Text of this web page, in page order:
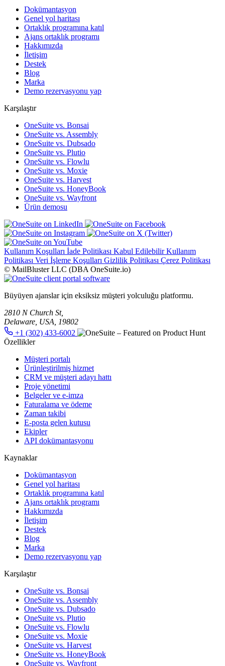
Dokümantasyon
Genel yol haritası
Ortaklık programına katıl
Ajans ortaklık programı
Hakkımızda
İletişim
Destek
Blog
Marka
Demo rezervasyonu yap
Karşılaştır
OneSuite vs. Bonsai
OneSuite vs. Assembly
OneSuite vs. Dubsado
OneSuite vs. Plutio
OneSuite vs. Flowlu
OneSuite vs. Moxie
OneSuite vs. Harvest
OneSuite vs. HoneyBook
OneSuite vs. Wayfront
Ürün demosu
Kullanım Koşulları İade Politikası Kabul Edilebilir Kullanım
Politikası Veri İşleme Koşulları Gizlilik Politikası Çerez Politikası
© MailBluster LLC (DBA OneSuite.io)
Büyüyen ajanslar için eksiksiz müşteri yolculuğu platformu.
2810 N Church St,
Delaware, USA, 19802
+1 (302) 433-6002
Özellikler
Müşteri portalı
Ürünleştirilmiş hizmet
CRM ve müşteri adayı hattı
Proje yönetimi
Belgeler ve e-imza
Faturalama ve ödeme
Zaman takibi
E-posta gelen kutusu
Ekipler
API dokümantasyonu
Kaynaklar
Dokümantasyon
Genel yol haritası
Ortaklık programına katıl
Ajans ortaklık programı
Hakkımızda
İletişim
Destek
Blog
Marka
Demo rezervasyonu yap
Karşılaştır
OneSuite vs. Bonsai
OneSuite vs. Assembly
OneSuite vs. Dubsado
OneSuite vs. Plutio
OneSuite vs. Flowlu
OneSuite vs. Moxie
OneSuite vs. Harvest
OneSuite vs. HoneyBook
OneSuite vs. Wayfront